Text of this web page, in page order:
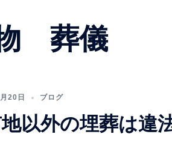
葬儀
20日 ブログ
以外の埋葬は違